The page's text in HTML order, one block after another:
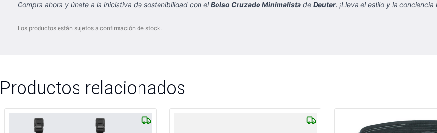
Compra ahora y únete a la iniciativa de sostenibilidad con elBolso Cruzado Minimalista de Deuter. ¡Lleva el estilo y la
Los productos están sujetos a confirmación de stock.
Productos relacionados